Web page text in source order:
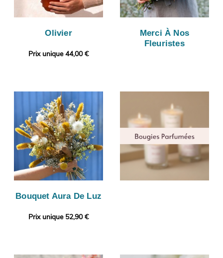
Olivier
Prix unique 44,00 €
Merci À Nos
Fleuristes
Bouquet Aura De Luz
Prix unique 52,90 €